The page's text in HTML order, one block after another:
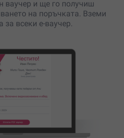
ваучер и ще го получиш
на поръчката. Вземи
за всеки е-ваучер.